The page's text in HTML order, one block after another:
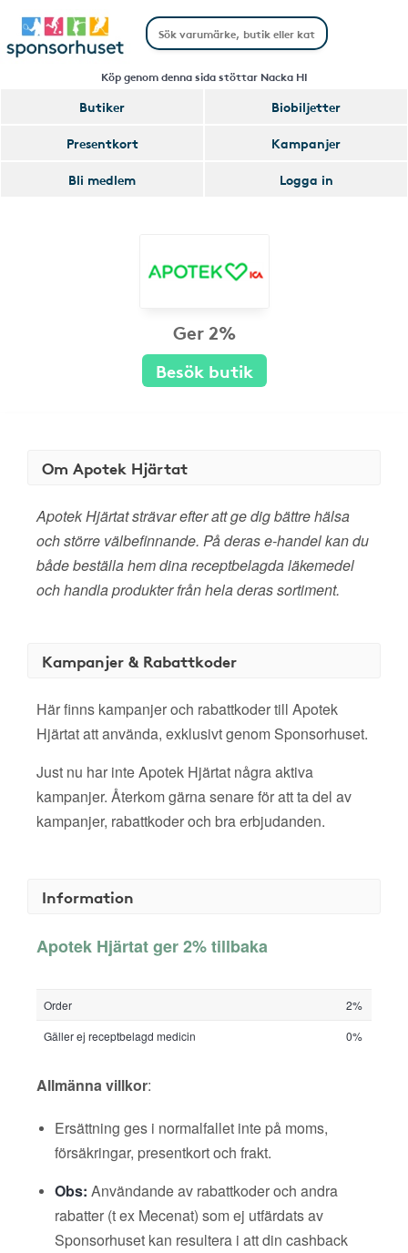
Köp genom denna sida stöttar Nacka HI
Butiker
Biobiljetter
Presentkort
Kampanjer
Bli medlem
Logga in
Ger 2%
Besök butik
Om Apotek Hjärtat
Apotek Hjärtat strävar efter att ge dig bättre hälsa
och större välbefinnande. På deras e-handel kan du
både beställa hem dina receptbelagda läkemedel
och handla produkter från hela deras sortiment.
Kampanjer & Rabattkoder
Här finns kampanjer och rabattkoder till Apotek
Hjärtat att använda, exklusivt genom Sponsorhuset.
Just nu har inte Apotek Hjärtat några aktiva
kampanjer. Återkom gärna senare för att ta del av
kampanjer, rabattkoder och bra erbjudanden.
Information
Apotek Hjärtat ger 2% tillbaka
Order
2%
Gäller ej receptbelagd medicin
0%
Allmänna villkor:
Ersättning ges i normalfallet inte på moms,
försäkringar, presentkort och frakt.
Obs: Användande av rabattkoder och andra
rabatter (t ex Mecenat) som ej utfärdats av
Sponsorhuset kan resultera i att din cashback